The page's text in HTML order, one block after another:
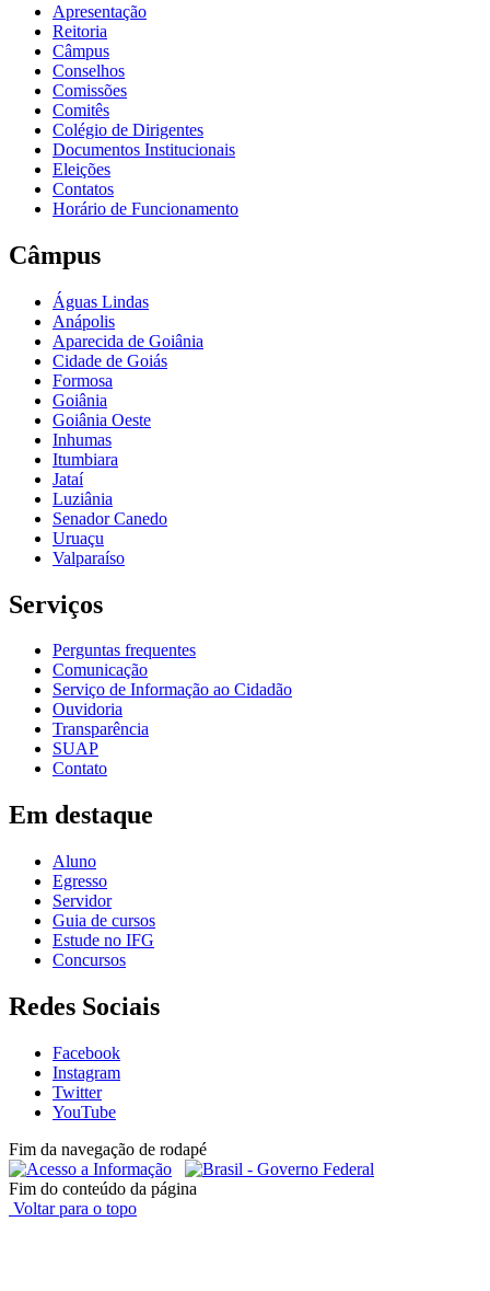
Apresentação
Reitoria
Câmpus
Conselhos
Comissões
Comitês
Colégio de Dirigentes
Documentos Institucionais
Eleições
Contatos
Horário de Funcionamento
Câmpus
Águas Lindas
Anápolis
Aparecida de Goiânia
Cidade de Goiás
Formosa
Goiânia
Goiânia Oeste
Inhumas
Itumbiara
Jataí
Luziânia
Senador Canedo
Uruaçu
Valparaíso
Serviços
Perguntas frequentes
Comunicação
Serviço de Informação ao Cidadão
Ouvidoria
Transparência
SUAP
Contato
Em destaque
Aluno
Egresso
Servidor
Guia de cursos
Estude no IFG
Concursos
Redes Sociais
Facebook
Instagram
Twitter
YouTube
Fim da navegação de rodapé
Fim do conteúdo da página
Voltar para o topo